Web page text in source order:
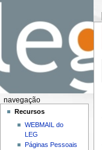
navegação
Recursos
WEBMAIL do
LEG
Páginas Pessoais